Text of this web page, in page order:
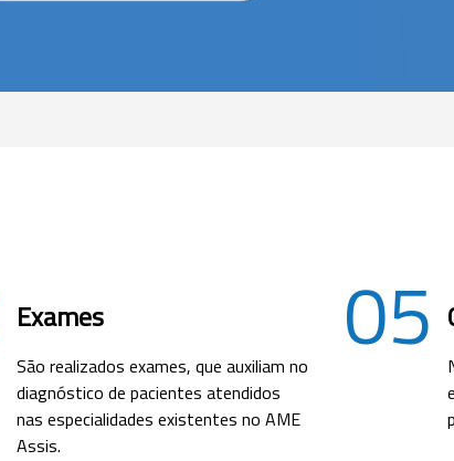
Exames
São realizados exames, que auxiliam no
diagnóstico de pacientes atendidos
nas especialidades existentes no AME
Assis.
05